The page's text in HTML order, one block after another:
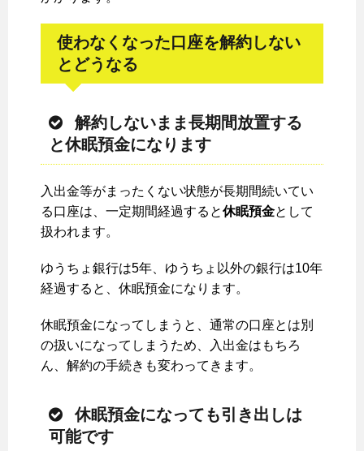
使わなくなった口座を解約しない
とどうなる
解約しないまま長期間放置する
と休眠預金になります
入出金等がまったくない状態が長期間続いてい
る口座は、一定期間経過すると休眠預金として
扱われます。
ゆうちょ銀行は5年、ゆうちょ以外の銀行は10年
経過すると、休眠預金になります。
休眠預金になってしまうと、通常の口座とは別
の扱いになってしまうため、入出金はもちろ
ん、解約の手続きも変わってきます。
休眠預金になっても引き出しは
可能です